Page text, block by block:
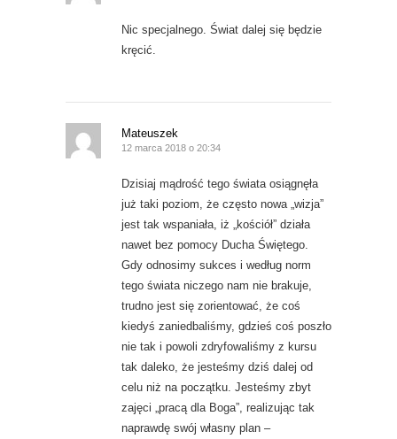
Nic specjalnego. Świat dalej się będzie
kręcić.
Mateuszek
12 marca 2018 o 20:34
Dzisiaj mądrość tego świata osiągnęła
już taki poziom, że często nowa „wizja”
jest tak wspaniała, iż „kościół” działa
nawet bez pomocy Ducha Świętego.
Gdy odnosimy sukces i według norm
tego świata niczego nam nie brakuje,
trudno jest się zorientować, że coś
kiedyś zaniedbaliśmy, gdzieś coś poszło
nie tak i powoli zdryfowaliśmy z kursu
tak daleko, że jesteśmy dziś dalej od
celu niż na początku. Jesteśmy zbyt
zajęci „pracą dla Boga”, realizując tak
naprawdę swój własny plan –